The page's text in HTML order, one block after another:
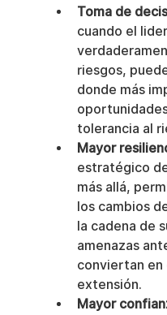
Toma de
cuando el
riesgos,
donde más
tolerancia al
Mayor
estratégico
más allá,
los cambios
la cadena de
amenazas
conviertan en
extensión.
Mayor